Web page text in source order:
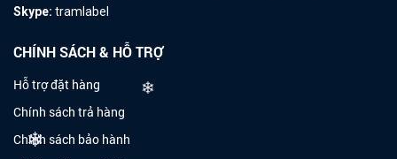
Skype: tramlabel
CHÍNH SÁCH & HỖ TRỢ
Hỗ trợ đặt hàng
Chính sách trả hàng
Chính sách bảo hành